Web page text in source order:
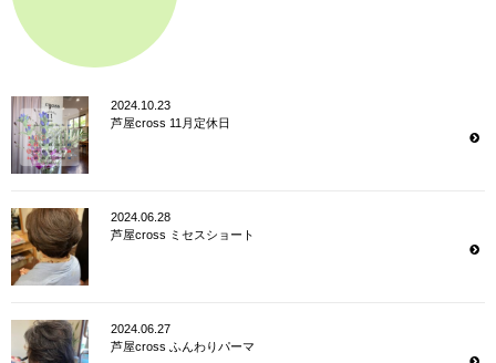
2024.10.23
芦屋cross 11月定休日
2024.06.28
芦屋cross ミセスショート
2024.06.27
芦屋cross ふんわりパーマ